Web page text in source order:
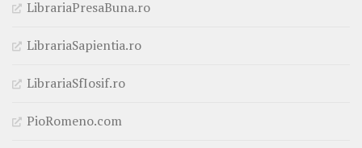
LibrariaPresaBuna.ro
LibrariaSapientia.ro
LibrariaSfIosif.ro
PioRomeno.com